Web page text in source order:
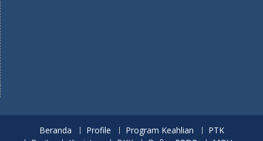
Beranda Profile Program Keahlian
PTK